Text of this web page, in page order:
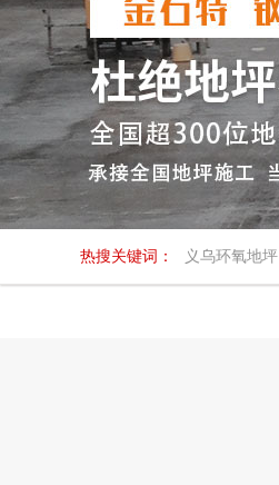
热搜关键词： 义乌环氧地坪